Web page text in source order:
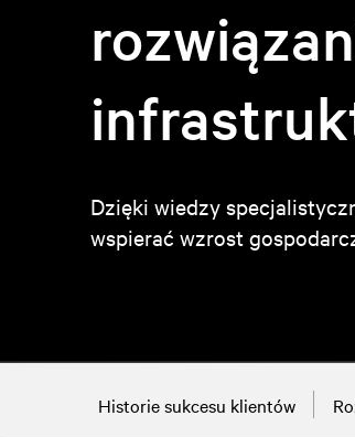
Dzięki wiedzy
wspierać wzrost
Historie sukcesu klientów